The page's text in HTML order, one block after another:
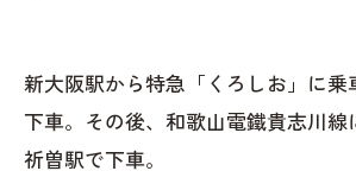
新大阪駅から特急「くろしお」に乗
下車。その後、和歌山電鐵貴志川
祈曽駅で下車。